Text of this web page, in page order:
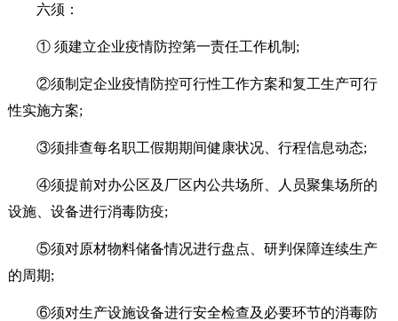
六须：
① 须建立企业疫情防控第一责任工作机制;
②须制定企业疫情防控可行性工作方案和复工生产可行
性实施方案;
③须排查每名职工假期期间健康状况、行程信息动态;
④须提前对办公区及厂区内公共场所、人员聚集场所的
设施、设备进行消毒防疫;
⑤须对原材物料储备情况进行盘点、研判保障连续生产
的周期;
⑥须对生产设施设备进行安全检查及必要环节的消毒防